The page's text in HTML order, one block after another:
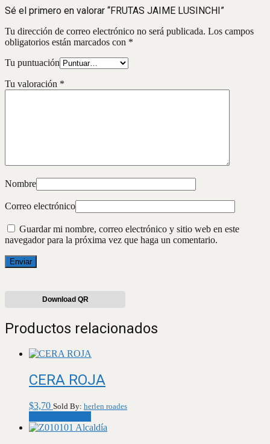
Sé el primero en valorar “FRUTAS JAIME LUSINCHI”
Tu dirección de correo electrónico no será publicada. Los campos
obligatorios están marcados con *
Tu puntuación
Tu valoración *
Nombre
Correo electrónico
Guardar mi nombre, correo electrónico y sitio web en este
navegador para la próxima vez que haga un comentario.
Download QR
Productos relacionados
CERA ROJA
$3,70 Sold By: herlen roades